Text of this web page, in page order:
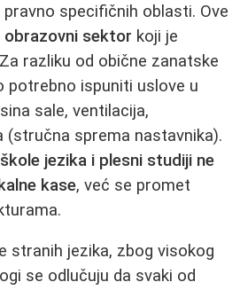
specifičnih oblasti. Ove
obrazovni sektor koji je
razliku od obične zanatske
potrebno ispuniti uslove u
sale, ventilacija,
(stručna sprema nastavnika).
škole jezika i plesni studiji ne
kase, već se promet
stranih jezika, zbog visokog
se odlučuju da svaki od